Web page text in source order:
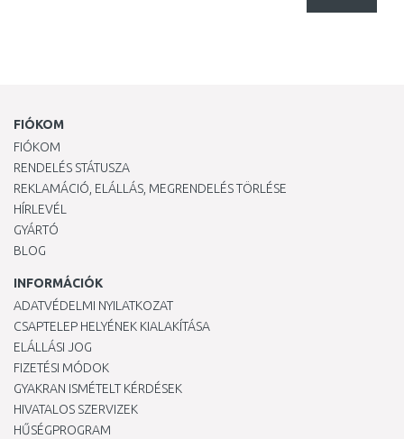
FIÓKOM
FIÓKOM
RENDELÉS STÁTUSZA
REKLAMÁCIÓ, ELÁLLÁS, MEGRENDELÉS TÖRLÉSE
HÍRLEVÉL
GYÁRTÓ
BLOG
INFORMÁCIÓK
ADATVÉDELMI NYILATKOZAT
CSAPTELEP HELYÉNEK KIALAKÍTÁSA
ELÁLLÁSI JOG
FIZETÉSI MÓDOK
GYAKRAN ISMÉTELT KÉRDÉSEK
HIVATALOS SZERVIZEK
HŰSÉGPROGRAM